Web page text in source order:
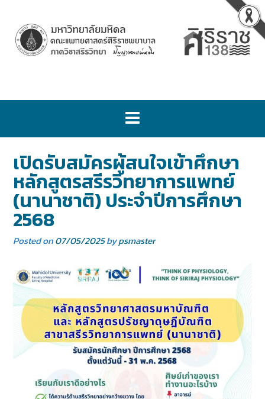
เปิดรับสมัครผู้สนใจเข้าศึกษา
หลักสูตรสรีรวิทยาการแพทย์
(นานาชาติ) ประจำปีการศึกษา
2568
Posted on07/05/2025bypsmaster